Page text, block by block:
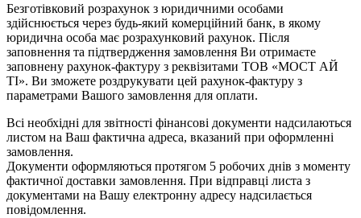
Безготівковий розрахунок з юридичними особами
здійснюється через будь-який комерційний банк, в якому
юридична особа має розрахунковий рахунок. Після
заповнення та підтвердження замовлення Ви отримаєте
заповнену рахунок-фактуру з реквізитами ТОВ «МОСТ АЙ
ТІ». Ви зможете роздрукувати цей рахунок-фактуру з
параметрами Вашого замовлення для оплати.
Всі необхідні для звітності фінансові документи надсилаються
листом на Ваш фактична адреса, вказаний при оформленні
замовлення.
Документи оформляються протягом 5 робочих днів з моменту
фактичної доставки замовлення. При відправці листа з
документами на Вашу електронну адресу надсилається
повідомлення.